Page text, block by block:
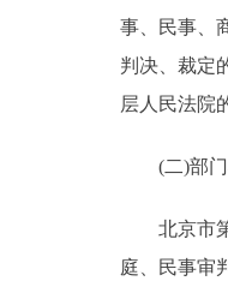
事、民事、
判决、裁定
层人民法院
(二)部门
北京市第
庭、民事审